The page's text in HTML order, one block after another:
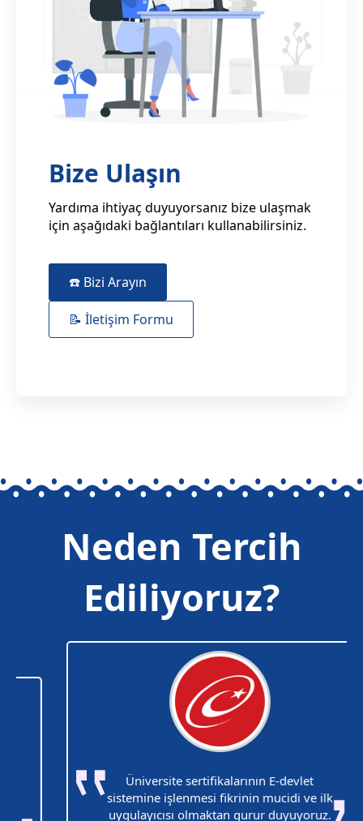
Bize Ulaşın
Yardıma ihtiyaç duyuyorsanız bize ulaşmak
için aşağıdaki bağlantıları kullanabilirsiniz.
☎️ Bizi Arayın
📝 İletişim Formu
Neden Tercih
Ediliyoruz?
Üniversite sertifikalarının E-devlet
sistemine işlenmesi fikrinin mucidi ve ilk
uygulayıcısı olmaktan gurur duyuyoruz.